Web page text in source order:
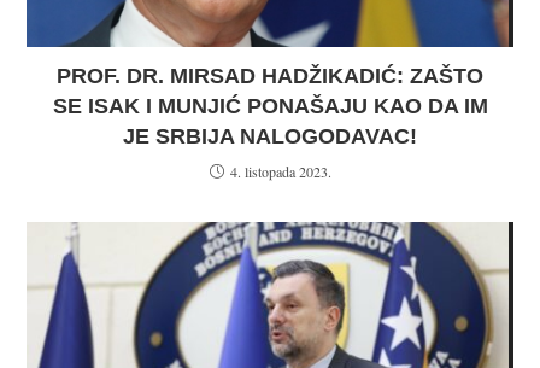
PROF. DR. MIRSAD HADŽIKADIĆ: ZAŠTO
SE ISAK I MUNJIĆ PONAŠAJU KAO DA IM
JE SRBIJA NALOGODAVAC!
4. listopada 2023.